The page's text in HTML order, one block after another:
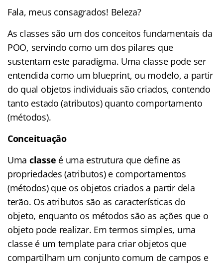
Fala, meus consagrados! Beleza?
As classes são um dos conceitos fundamentais da
POO, servindo como um dos pilares que
sustentam este paradigma. Uma classe pode ser
entendida como um blueprint, ou modelo, a partir
do qual objetos individuais são criados, contendo
tanto estado (atributos) quanto comportamento
(métodos).
Conceituação
Uma classe é uma estrutura que define as
propriedades (atributos) e comportamentos
(métodos) que os objetos criados a partir dela
terão. Os atributos são as características do
objeto, enquanto os métodos são as ações que o
objeto pode realizar. Em termos simples, uma
classe é um template para criar objetos que
compartilham um conjunto comum de campos e